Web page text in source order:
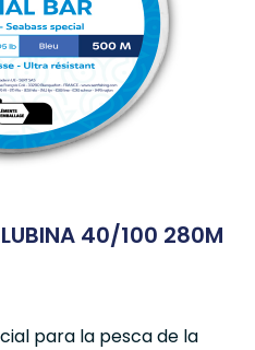
LUBINA 40/100 280M
para la pesca de la